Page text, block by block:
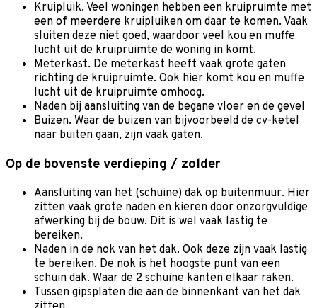
Kruipluik. Veel woningen hebben een kruipruimte met
een of meerdere kruipluiken om daar te komen. Vaak
sluiten deze niet goed, waardoor veel kou en muffe
lucht uit de kruipruimte de woning in komt.
Meterkast. De meterkast heeft vaak grote gaten
richting de kruipruimte. Ook hier komt kou en muffe
lucht uit de kruipruimte omhoog.
Naden bij aansluiting van de begane vloer en de gevel
Buizen. Waar de buizen van bijvoorbeeld de cv-ketel
naar buiten gaan, zijn vaak gaten.
Op de bovenste verdieping / zolder
Aansluiting van het (schuine) dak op buitenmuur. Hier
zitten vaak grote naden en kieren door onzorgvuldige
afwerking bij de bouw. Dit is wel vaak lastig te
bereiken.
Naden in de nok van het dak. Ook deze zijn vaak lastig
te bereiken. De nok is het hoogste punt van een
schuin dak. Waar de 2 schuine kanten elkaar raken.
Tussen gipsplaten die aan de binnenkant van het dak